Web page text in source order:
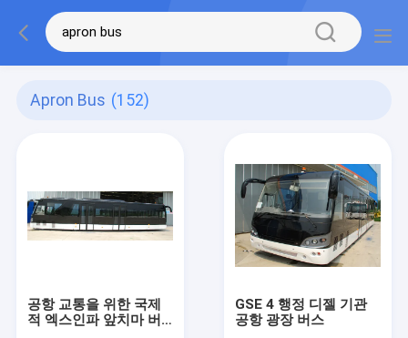
Apron Bus (152)
공항 교통을 위한 국제
적 엑스인파 앞치마 버
GSE 4 행정 디젤 기관
공항 광장 버스